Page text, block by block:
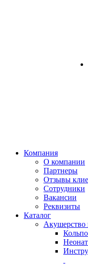
Компания
О компании
Партнеры
Отзывы
Сотрудники
Вакансии
Реквизиты
Каталог
Акушерство